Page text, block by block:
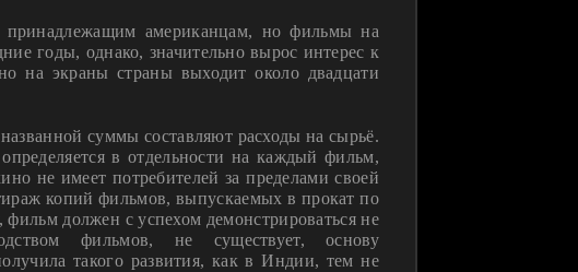
принадлежащим американцам, но фильмы на
годы, однако, значительно вырос интерес к
на экраны страны выходит около двадцати
суммы составляют расходы на сырьё.
в отдельности на каждый фильм,
не имеет потребителей за пределами своей
копий фильмов, выпускаемых в прокат по
должен с успехом демонстрироваться не
фильмов, не существует, основу
такого развития, как в Индии, тем не